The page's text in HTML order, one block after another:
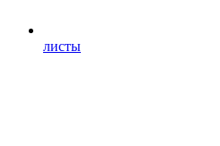
листы